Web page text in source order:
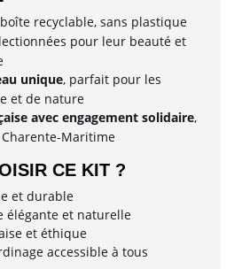
recyclable, sans plastique
pour leur beauté et
unique, parfait pour les
et de nature
avec engagement solidaire,
Charente-Maritime
CE KIT ?
et durable
élégante et naturelle
et éthique
accessible à tous